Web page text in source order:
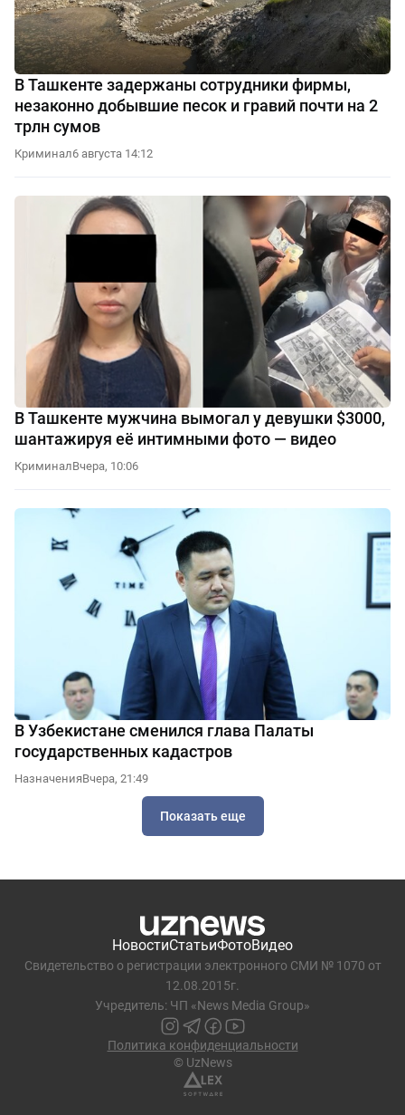
В Ташкенте задержаны сотрудники фирмы,
незаконно добывшие песок и гравий почти на 2
трлн сумов
Криминал6 августа 14:12
В Ташкенте мужчина вымогал у девушки $3000,
шантажируя её интимными фото — видео
КриминалВчера, 10:06
В Узбекистане сменился глава Палаты
государственных кадастров
НазначенияВчера, 21:49
Показать еще
НовостиСтатьиФотоВидео
Свидетельство о регистрации электронного СМИ № 1070 от
12.08.2015г.
Учредитель: ЧП «News Media Group»
Политика конфиденциальности
© UzNews